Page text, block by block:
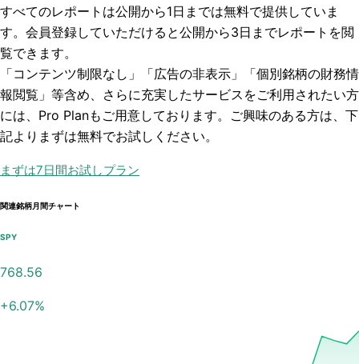
すべてのレポートは公開から1日までは無料で提供していま
す。会員登録していただけると公開から3日までレポートを閲
覧できます。
「コンテンツ制限なし」「広告の非表示」「個別銘柄の財務情
報閲覧」 等含め、さらに充実したサービスをご利用されたい方
には、Pro Planもご用意しております。ご興味のある方は、下
記よりまずは無料でお試しください。
まずは7日間お試しプラン
関連銘柄月間チャート
SPY
768.56
+6.07%